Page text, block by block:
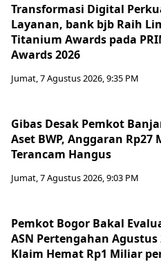
Transformasi Digital
Layanan, bank bjb Raih
Titanium Awards pada
Awards 2026
Jumat, 7 Agustus 2026, 9:35 PM
Gibas Desak Pemkot
Aset BWP, Anggaran Rp27
Terancam Hangus
Jumat, 7 Agustus 2026, 9:03 PM
Pemkot Bogor Bakal
ASN Pertengahan Agustus
Klaim Hemat Rp1 Miliar